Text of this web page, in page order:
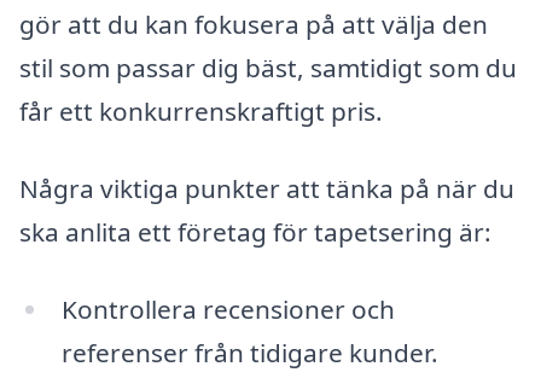
gör att du kan fokusera på att välja den
stil som passar dig bäst, samtidigt som du
får ett konkurrenskraftigt pris.
Några viktiga punkter att tänka på när du
ska anlita ett företag för tapetsering är:
Kontrollera recensioner och
referenser från tidigare kunder.